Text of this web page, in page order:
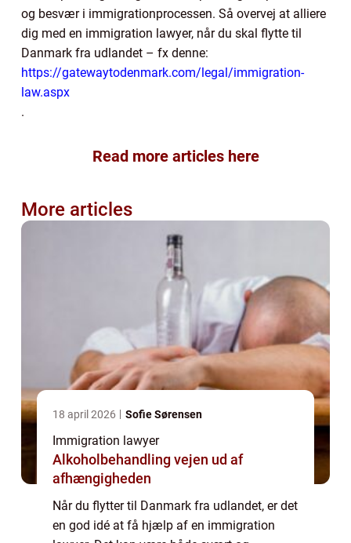
og besvær i immigrationprocessen. Så overvej at alliere
dig med en immigration lawyer, når du skal flytte til
Danmark fra udlandet – fx denne:
https://gatewaytodenmark.com/legal/immigration-
law.aspx
.
Read more articles here
More articles
18 april 2026 Sofie Sørensen
Immigration lawyer
Alkoholbehandling vejen ud af
afhængigheden
Når du flytter til Danmark fra udlandet, er det
en god idé at få hjælp af en immigration